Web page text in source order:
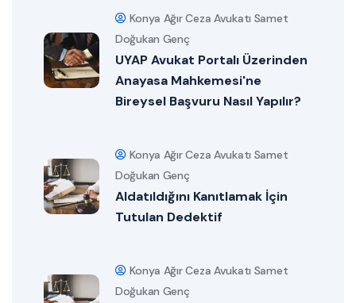
Konya Ağır Ceza Avukatı Samet
Doğukan Genç
UYAP Avukat Portalı Üzerinden
Anayasa Mahkemesi'ne
Bireysel Başvuru Nasıl Yapılır?
Konya Ağır Ceza Avukatı Samet
Doğukan Genç
Aldatıldığını Kanıtlamak İçin
Tutulan Dedektif
Konya Ağır Ceza Avukatı Samet
Doğukan Genç